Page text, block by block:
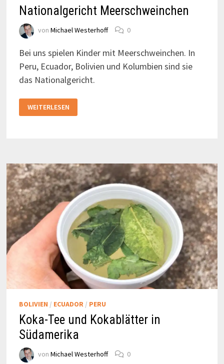
Nationalgericht Meerschweinchen
von Michael Westerhoff 0
Bei uns spielen Kinder mit Meerschweinchen. In
Peru, Ecuador, Bolivien und Kolumbien sind sie
das Nationalgericht.
MEERSCHWEINCHEN
WEITERLESEN
BOLIVIEN / ECUADOR/ PERU
Koka-Tee und Kokablätter in
Südamerika
von Michael Westerhoff 0